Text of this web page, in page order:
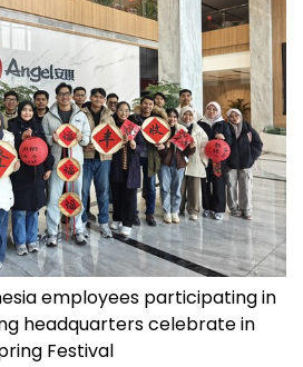
employees participating in
headquarters celebrate in
Festival